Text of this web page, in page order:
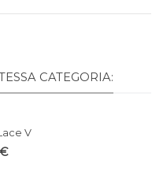
CATEGORIA:
V